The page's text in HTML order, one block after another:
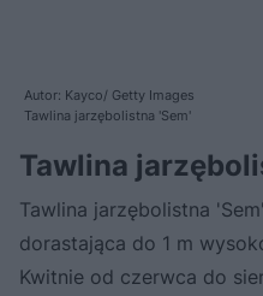
Autor: Kayco/ Getty Images
Tawlina jarzębolistna 'Sem'
Tawlina
Tawlina jarzębolistna
dorastająca do 1 m
Kwitnie od czerwca do